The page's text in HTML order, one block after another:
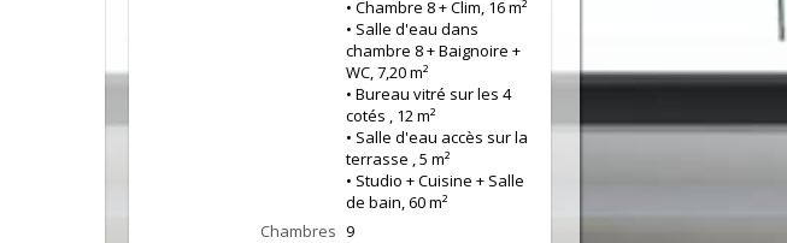
• Chambre 8 + Clim, 16 m²
• Salle d'eau dans
chambre 8 + Baignoire +
WC, 7,20 m²
• Bureau vitré sur les 4
cotés , 12 m²
• Salle d'eau accès sur la
terrasse , 5 m²
• Studio + Cuisine + Salle
de bain, 60 m²
Chambres 9